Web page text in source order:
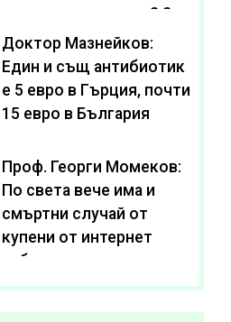
се живее с нива от 3,2
Доктор Мазнейков:
Един и същ антибиотик
e 5 евро в Гърция, почти
15 евро в България
Проф. Георги Момеков:
По света вече има и
смъртни случай от
купени от интернет
субстанции за
отслабване